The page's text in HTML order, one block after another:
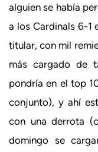
alguien se había
a los Cardinals 6-1
titular, con mil
más cargado de
pondría en el top
conjunto), y ahí
con una derrota
domingo se